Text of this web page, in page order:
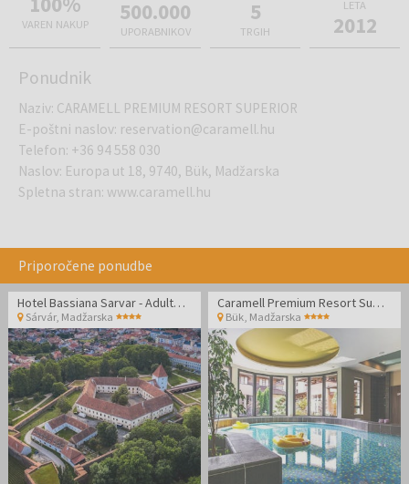
VAREN NAKUP 500.000
UPORABNIKOV
5
TRGIH
LETA
2012
Ponudnik
Naziv: CARAMELL PREMIUM RESORT SUPERIOR
E-poštni naslov: reservation@caramell.hu
Telefon: +36 94 558 030
Naslov: Europa ut 18, 9740, Bük, Madžarska
Spletna stran: www.caramell.hu
Priporočene ponudbe
Hotel Bassiana Sarvar - Adults Only oddih
Sárvár, Madžarska
Caramell Premium Resort Superior - Wellness oddih
Bük Madžarska